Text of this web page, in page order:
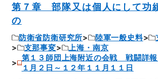
第７章 部隊又は個人にして功
の
防衛省防衛研究所 陸軍一般史料
支那事変
上海・南京
第１３師団上海附近の会戦 戦闘詳
１月２日～１２年１１月１１日